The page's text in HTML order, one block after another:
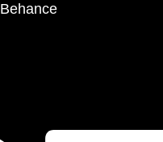
Behance